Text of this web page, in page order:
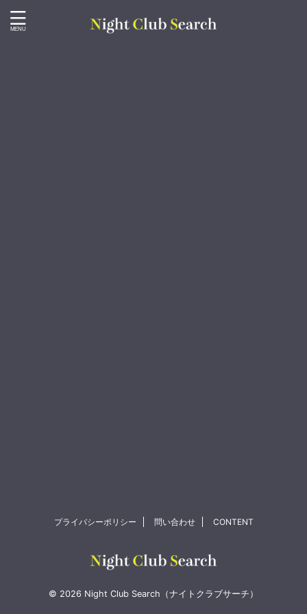
プライバシーポリシー 問い合わせ CONTENT
© 2026 Night Club Search（ナイトクラブサーチ）